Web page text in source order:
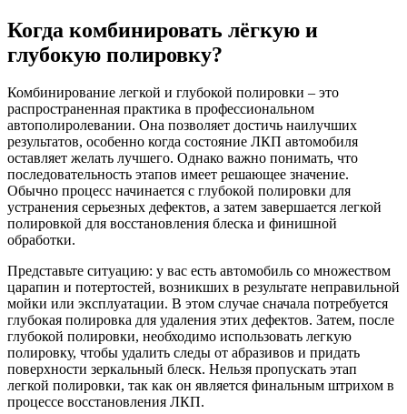
Когда комбинировать лёгкую и
глубокую полировку?
Комбинирование легкой и глубокой полировки – это
распространенная практика в профессиональном
автополиролевании. Она позволяет достичь наилучших
результатов, особенно когда состояние ЛКП автомобиля
оставляет желать лучшего. Однако важно понимать, что
последовательность этапов имеет решающее значение.
Обычно процесс начинается с глубокой полировки для
устранения серьезных дефектов, а затем завершается легкой
полировкой для восстановления блеска и финишной
обработки.
Представьте ситуацию: у вас есть автомобиль со множеством
царапин и потертостей, возникших в результате неправильной
мойки или эксплуатации. В этом случае сначала потребуется
глубокая полировка для удаления этих дефектов. Затем, после
глубокой полировки, необходимо использовать легкую
полировку, чтобы удалить следы от абразивов и придать
поверхности зеркальный блеск. Нельзя пропускать этап
легкой полировки, так как он является финальным штрихом в
процессе восстановления ЛКП.